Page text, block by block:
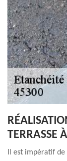
TERRASSE
Il est impératif